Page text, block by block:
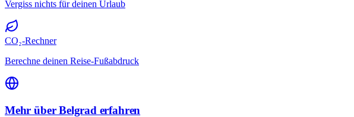
Vergiss nichts für deinen Urlaub
CO₂-Rechner
Berechne deinen Reise-Fußabdruck
Mehr über Belgrad erfahren